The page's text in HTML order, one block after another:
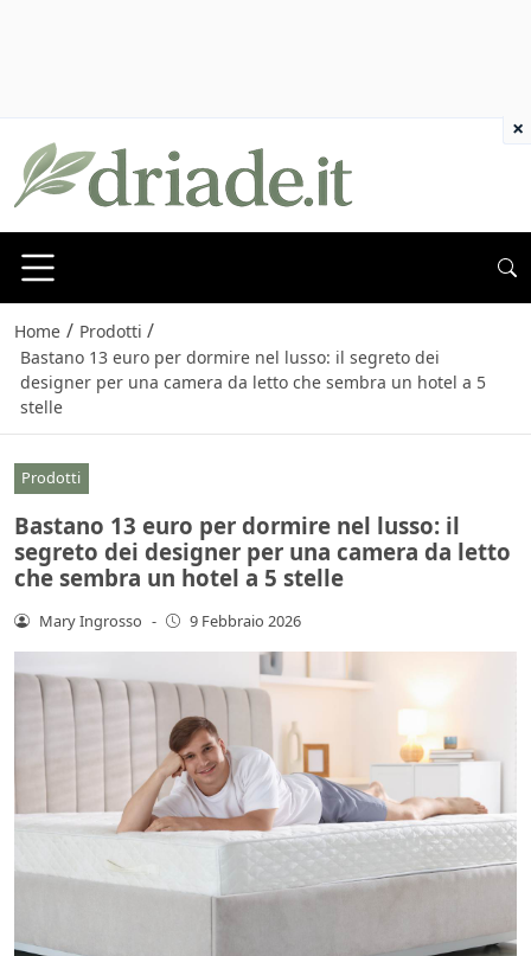
Home / Prodotti /
Bastano 13 euro per dormire nel lusso: il segreto dei
designer per una camera da letto che sembra un hotel a 5
stelle
Prodotti
Bastano 13 euro per dormire nel lusso: il
segreto dei designer per una camera da letto
che sembra un hotel a 5 stelle
Mary Ingrosso - 9 Febbraio 2026
×